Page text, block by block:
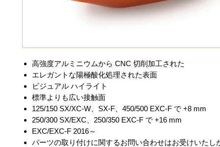
高強度アルミニウムから CNC 切削加工された
エレガントな陽極酸化処理された表面
ビジュアル ハイライト
標準よりも広い接触面
125/150 SX/XC-W、SX-F、450/500 EXC-F で +8 mm
250/300 SX/EXC、250/350 EXC-F で +16 mm
EXC/EXC-F 2016～
パーツの取り付けに関するお問い合わせはお受けいたし